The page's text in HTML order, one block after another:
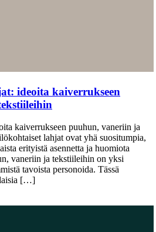
ideoita kaiverrukseen
kaiverrukseen puuhun, vaneriin ja
lahjat ovat yhä suositumpia,
erityistä asennetta ja huomiota
vaneriin ja tekstiileihin on yksi
tavoista personoida. Tässä
[…]